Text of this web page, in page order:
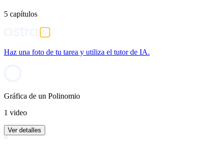
5 capítulos
Haz una foto de tu tarea y utiliza el tutor de IA.
Gráfica de un Polinomio
1 video
Ver detalles